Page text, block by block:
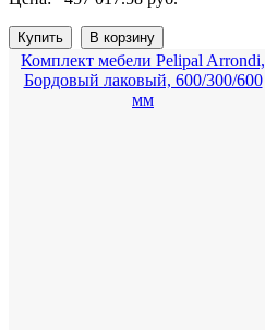
Комплект мебели Pelipal Arrondi,
Бордовый лаковый, 600/300/600
мм